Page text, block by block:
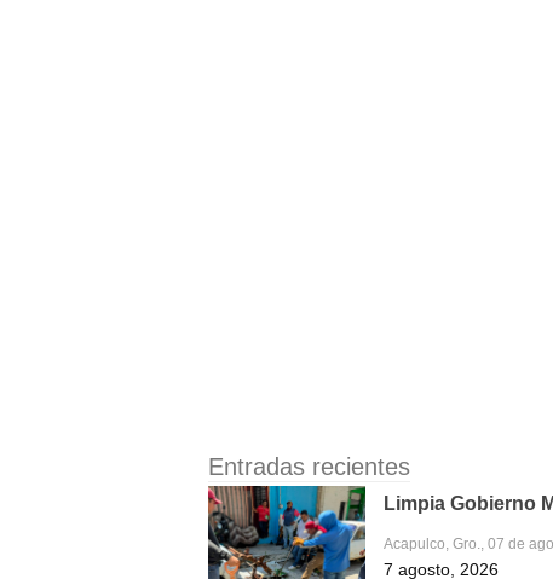
Entradas recientes
Limpia Gobierno
Acapulco, Gro., 07 de
7 agosto, 2026